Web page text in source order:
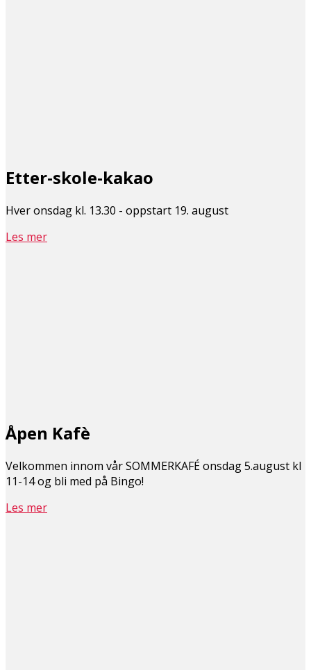
Etter-skole-kakao
Hver onsdag kl. 13.30 - oppstart 19. august
Les mer
Åpen Kafè
Velkommen innom vår SOMMERKAFÉ onsdag 5.august kl
11-14 og bli med på Bingo!
Les mer